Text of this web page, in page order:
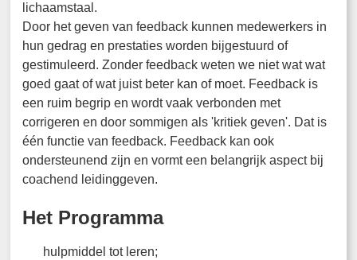
lichaamstaal.
Door het geven van feedback kunnen medewerkers in
hun gedrag en prestaties worden bijgestuurd of
gestimuleerd. Zonder feedback weten we niet wat wat
goed gaat of wat juist beter kan of moet. Feedback is
een ruim begrip en wordt vaak verbonden met
corrigeren en door sommigen als 'kritiek geven'. Dat is
één functie van feedback. Feedback kan ook
ondersteunend zijn en vormt een belangrijk aspect bij
coachend leidinggeven.
Het Programma
hulpmiddel tot leren;